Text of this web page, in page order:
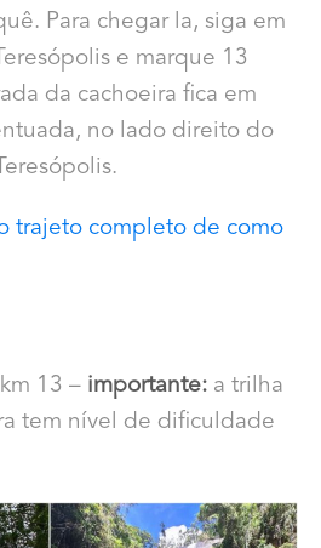
Para chegar la, siga em
e marque 13
da cachoeira fica em
no lado direito do
trajeto completo de como
13 – importante:a trilha
tem nível de dificuldade